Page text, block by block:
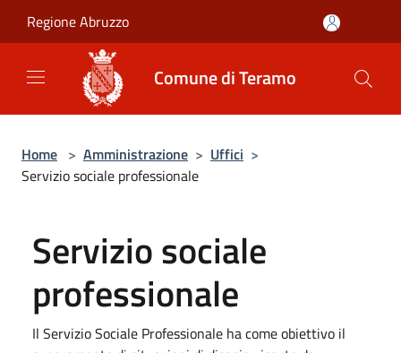
Regione Abruzzo
Comune di Teramo
Home > Amministrazione > Uffici >
Servizio sociale professionale
Servizio sociale
professionale
Il Servizio Sociale Professionale ha come obiettivo il